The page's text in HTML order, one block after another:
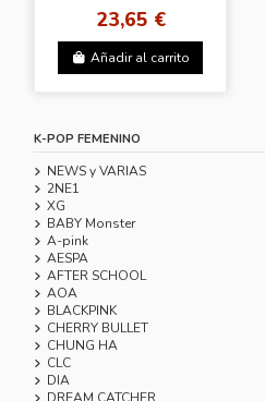
23,65 €
Añadir al carrito
K-POP FEMENINO
NEWS y VARIAS
2NE1
XG
BABY Monster
A-pink
AESPA
AFTER SCHOOL
AOA
BLACKPINK
CHERRY BULLET
CHUNG HA
CLC
DIA